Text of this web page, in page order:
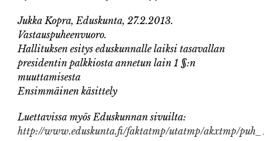
Jukka Kopra, Eduskunta, 27.2.2013.
Vastauspuheenvuoro.
Hallituksen esitys eduskunnalle laiksi tasavallan
presidentin palkkiosta annetun lain 1 §:n
muuttamisesta
Ensimmäinen käsittely
Luettavissa myös Eduskunnan sivuilta:
http://www.eduskunta.fi/faktatmp/utatmp/akxtmp/